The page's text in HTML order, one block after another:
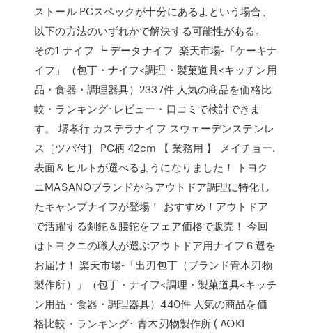
ストール PCスペックが十分にあるよという場合、
以下の方法のいずれかで解決する可能性がある。
その1 ナイフ ┗ データナイフ 楽天市場-「ケーキナ
イフ」（包丁・ナイフ<調理・製菓道具<キッチン用
品・食器・調理器具）2337件 人気の商品を価格比
較・ランキング･レビュー・口コミで検討できま
す。 堺孝行 カステラナイフ スウェーデンステンレ
ス［ツバ付］ PC柄 42cm 【 業務用 】 メイチョー.
表面＆ヒルトが選べるようになりました！ トヨク
ニMASANOブランドからアウトドア調理に特化し
たキャンプナイフが登場！ おすすめ！アウトドア
で活躍する剣鉈＆腰鉈をフェア価格で販売！ 今回
はトヨクニの職人が選ぶアウトドア用ナイフ６選を
お届け！ 楽天市場-「出刃包丁（ブランド青木刃物
製作所）」（包丁・ナイフ<調理・製菓道具<キッチ
ン用品・食器・調理器具）440件 人気の商品を価
格比較・ランキング･ 青木刃物製作所 ( AOKI